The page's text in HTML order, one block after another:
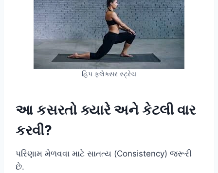
હિપ ફ્લેક્સર સ્ટ્રેચ
આ કસરતો ક્યારે અને કેટલી વાર
કરવી?
પરિણામ મેળવવા માટે સાતત્ય (Consistency) જરૂરી
છે.